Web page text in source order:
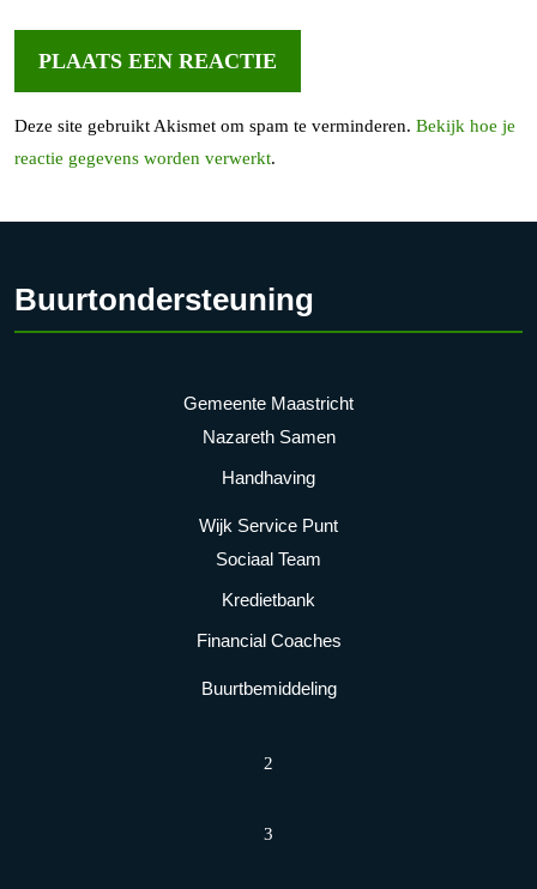
Deze site gebruikt Akismet om spam te verminderen. Bekijk hoe je
reactie gegevens worden verwerkt.
Buurtondersteuning
Gemeente Maastricht
Nazareth Samen
Handhaving
Wijk Service Punt
Sociaal Team
Kredietbank
Financial Coaches
Buurtbemiddeling
2
3